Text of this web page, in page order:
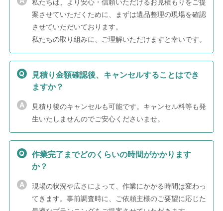
案させていただくために、まずは遺品整理の現場を確認
させていただいております。
私たちの取り組みに、ご理解いただけますと幸いです。
見積り金額確認後、キャンセルすることはでき
ますか？
見積り後のキャンセルも可能です。キャンセル料等も発
生いたしませんのでご安心くださいませ。
作業完了までどのくらいの時間がかかります
か？
現場の状況や広さによって、作業にかかる時間は変わっ
てきます。事前調査時に、ご依頼主様のご要望に応じた